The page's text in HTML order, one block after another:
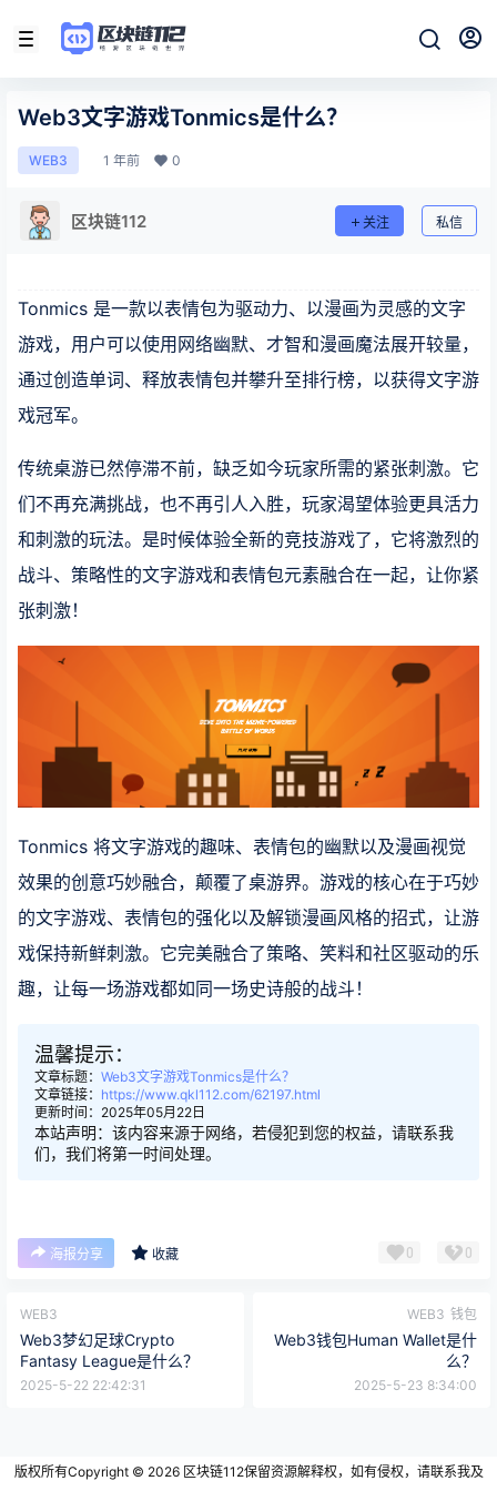
Web3文字游戏Tonmics是什么？
WEB3 1 年前 0
区块链112 关注 私信
Tonmics 是一款以表情包为驱动力、以漫画为灵感的文字
游戏，用户可以使用网络幽默、才智和漫画魔法展开较量，
通过创造单词、释放表情包并攀升至排行榜，以获得文字游
戏冠军。
传统桌游已然停滞不前，缺乏如今玩家所需的紧张刺激。它
们不再充满挑战，也不再引人入胜，玩家渴望体验更具活力
和刺激的玩法。是时候体验全新的竞技游戏了，它将激烈的
战斗、策略性的文字游戏和表情包元素融合在一起，让你紧
张刺激！
Tonmics 将文字游戏的趣味、表情包的幽默以及漫画视觉
效果的创意巧妙融合，颠覆了桌游界。游戏的核心在于巧妙
的文字游戏、表情包的强化以及解锁漫画风格的招式，让游
戏保持新鲜刺激。它完美融合了策略、笑料和社区驱动的乐
趣，让每一场游戏都如同一场史诗般的战斗！
温馨提示：
文章标题： Web3文字游戏Tonmics是什么？
文章链接： https://www.qkl112.com/62197.html
更新时间：2025年05月22日
本站声明：该内容来源于网络，若侵犯到您的权益，请联系我
们，我们将第一时间处理。
海报分享 收藏 0 0
WEB3
Web3梦幻足球Crypto
Fantasy League是什么？
2025-5-22 22:42:31
WEB3 钱包
Web3钱包Human Wallet是什
么？
2025-5-23 8:34:00
版权所有Copyright © 2026区块链112保留资源解释权，如有侵权，请联系我及